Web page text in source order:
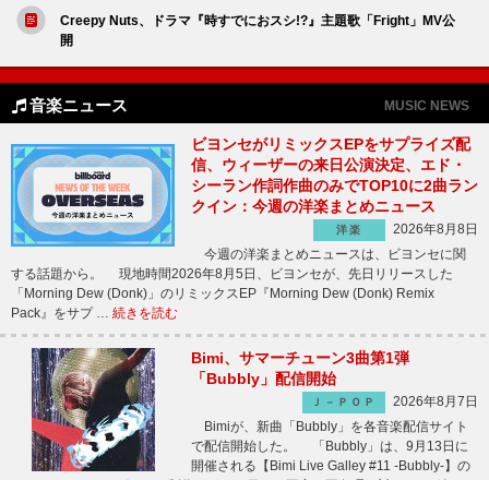
Creepy Nuts、ドラマ『時すでにおスシ!?』主題歌「Fright」MV公
開
音楽ニュース MUSIC NEWS
ビヨンセがリミックスEPをサプライズ配
信、ウィーザーの来日公演決定、エド・
シーラン作詞作曲のみでTOP10に2曲ラン
クイン：今週の洋楽まとめニュース
洋楽
2026年8月8日
今週の洋楽まとめニュースは、ビヨンセに関
する話題から。 現地時間2026年8月5日、ビヨンセが、先日リリースした
「Morning Dew (Donk)」のリミックスEP『Morning Dew (Donk) Remix
Pack』をサプ … 続きを読む
Bimi、サマーチューン3曲第1弾
「Bubbly」配信開始
Ｊ－ＰＯＰ
2026年8月7日
Bimiが、新曲「Bubbly」を各音楽配信サイト
で配信開始した。 「Bubbly」は、9月13日に
開催される【Bimi Live Galley #11 -Bubbly-】の